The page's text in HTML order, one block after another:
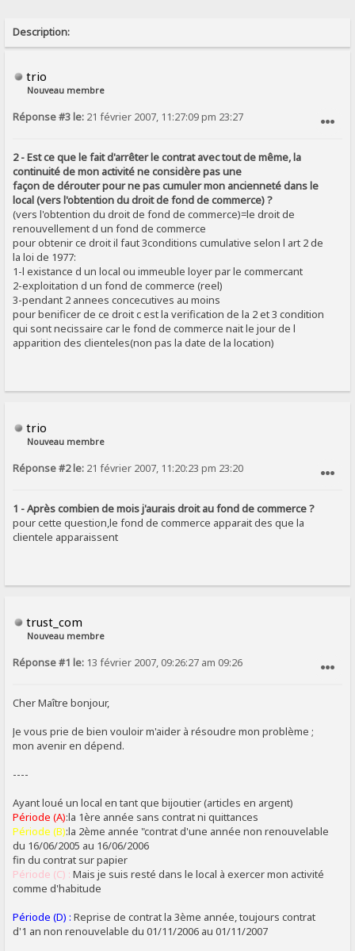
Description:
trio
Nouveau membre
Réponse #3 le: 21 février 2007, 11:27:09 pm 23:27
2 - Est ce que le fait d'arrêter le contrat avec tout de même, la
continuité de mon activité ne considère pas une
façon de dérouter pour ne pas cumuler mon ancienneté dans le
local (vers l'obtention du droit de fond de commerce) ?
(vers l'obtention du droit de fond de commerce)=le droit de
renouvellement d un fond de commerce
pour obtenir ce droit il faut 3conditions cumulative selon l art 2 de
la loi de 1977:
1-l existance d un local ou immeuble loyer par le commercant
2-exploitation d un fond de commerce (reel)
3-pendant 2 annees concecutives au moins
pour benificer de ce droit c est la verification de la 2 et 3 condition
qui sont necissaire car le fond de commerce nait le jour de l
apparition des clienteles(non pas la date de la location)
trio
Nouveau membre
Réponse #2 le: 21 février 2007, 11:20:23 pm 23:20
1 - Après combien de mois j'aurais droit au fond de commerce ?
pour cette question,le fond de commerce apparait des que la
clientele apparaissent
trust_com
Nouveau membre
Réponse #1 le: 13 février 2007, 09:26:27 am 09:26
Cher Maître bonjour,
Je vous prie de bien vouloir m'aider à résoudre mon problème ;
mon avenir en dépend.
----
Ayant loué un local en tant que bijoutier (articles en argent)
Période (A):la 1ère année sans contrat ni quittances
Période (B):la 2ème année "contrat d'une année non renouvelable
du 16/06/2005 au 16/06/2006
fin du contrat sur papier
Période (C) : Mais je suis resté dans le local à exercer mon activité
comme d'habitude
Période (D) : Reprise de contrat la 3ème année, toujours contrat
d'1 an non renouvelable du 01/11/2006 au 01/11/2007